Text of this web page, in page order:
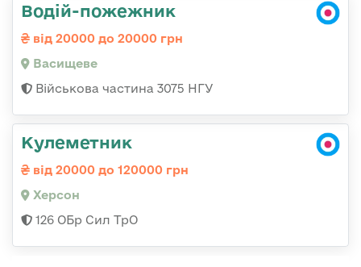
Водій-пожежник
від 20000 до 20000 грн
Васищеве
Військова частина 3075 НГУ
Кулеметник
від 20000 до 120000 грн
Херсон
126 ОБр Сил ТрО